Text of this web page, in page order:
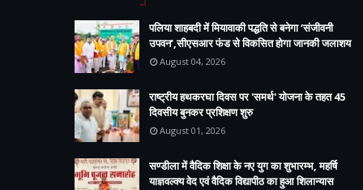
पलिया शाहबदी में मियावाकी पद्धति से बनेगा ‘संजीवनी
उपवन’,सीएसआर फंड से विकसित होगा जानकी जलाशय
August 04, 2026
राष्ट्रीय हथकरघा दिवस पर 'समर्थ' योजना के तहत 45
दिवसीय बुनकर प्रशिक्षण शुरु
August 01, 2026
सण्डीला में वैदिक शिक्षा के नए युग का शुभारम्भ, महर्षि
याज्ञवल्क्य वेद एवं वैदिक विद्यापीठ का हुआ शिलान्यास